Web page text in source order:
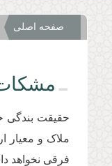
صفحه اصلی
حقیقت بندگی
ملاک و معیار
فرقی نخواهد